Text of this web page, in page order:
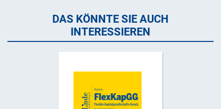
DAS KÖNNTE SIE AUCH
INTERESSIEREN